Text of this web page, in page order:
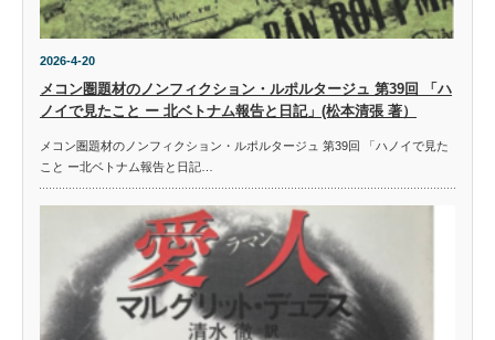
2026-4-20
メコン圏題材のノンフィクション・ルポルタージュ 第39回 「ハ
ノイで見たこと ー 北ベトナム報告と日記」(松本清張 著）
メコン圏題材のノンフィクション・ルポルタージュ 第39回 「ハノイで見た
こと ー北ベトナム報告と日記…